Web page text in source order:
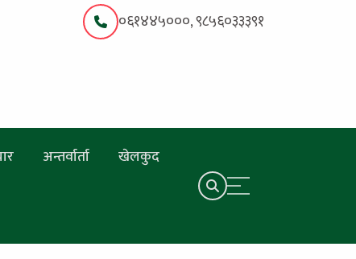
०६१४४५०००, ९८५६०३३३९१
अन्तर्वार्ता खेलकुद